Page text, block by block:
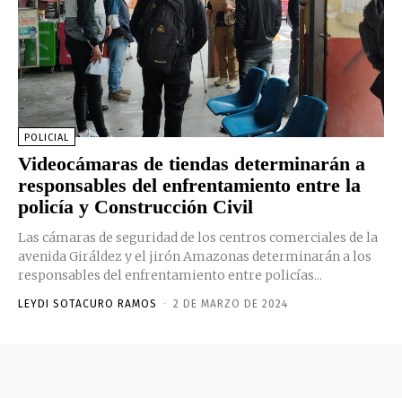
POLICIAL
Videocámaras de tiendas determinarán a
responsables del enfrentamiento entre la
policía y Construcción Civil
Las cámaras de seguridad de los centros comerciales de la
avenida Giráldez y el jirón Amazonas determinarán a los
responsables del enfrentamiento entre policías...
LEYDI SOTACURO RAMOS - 2 DE MARZO DE 2024